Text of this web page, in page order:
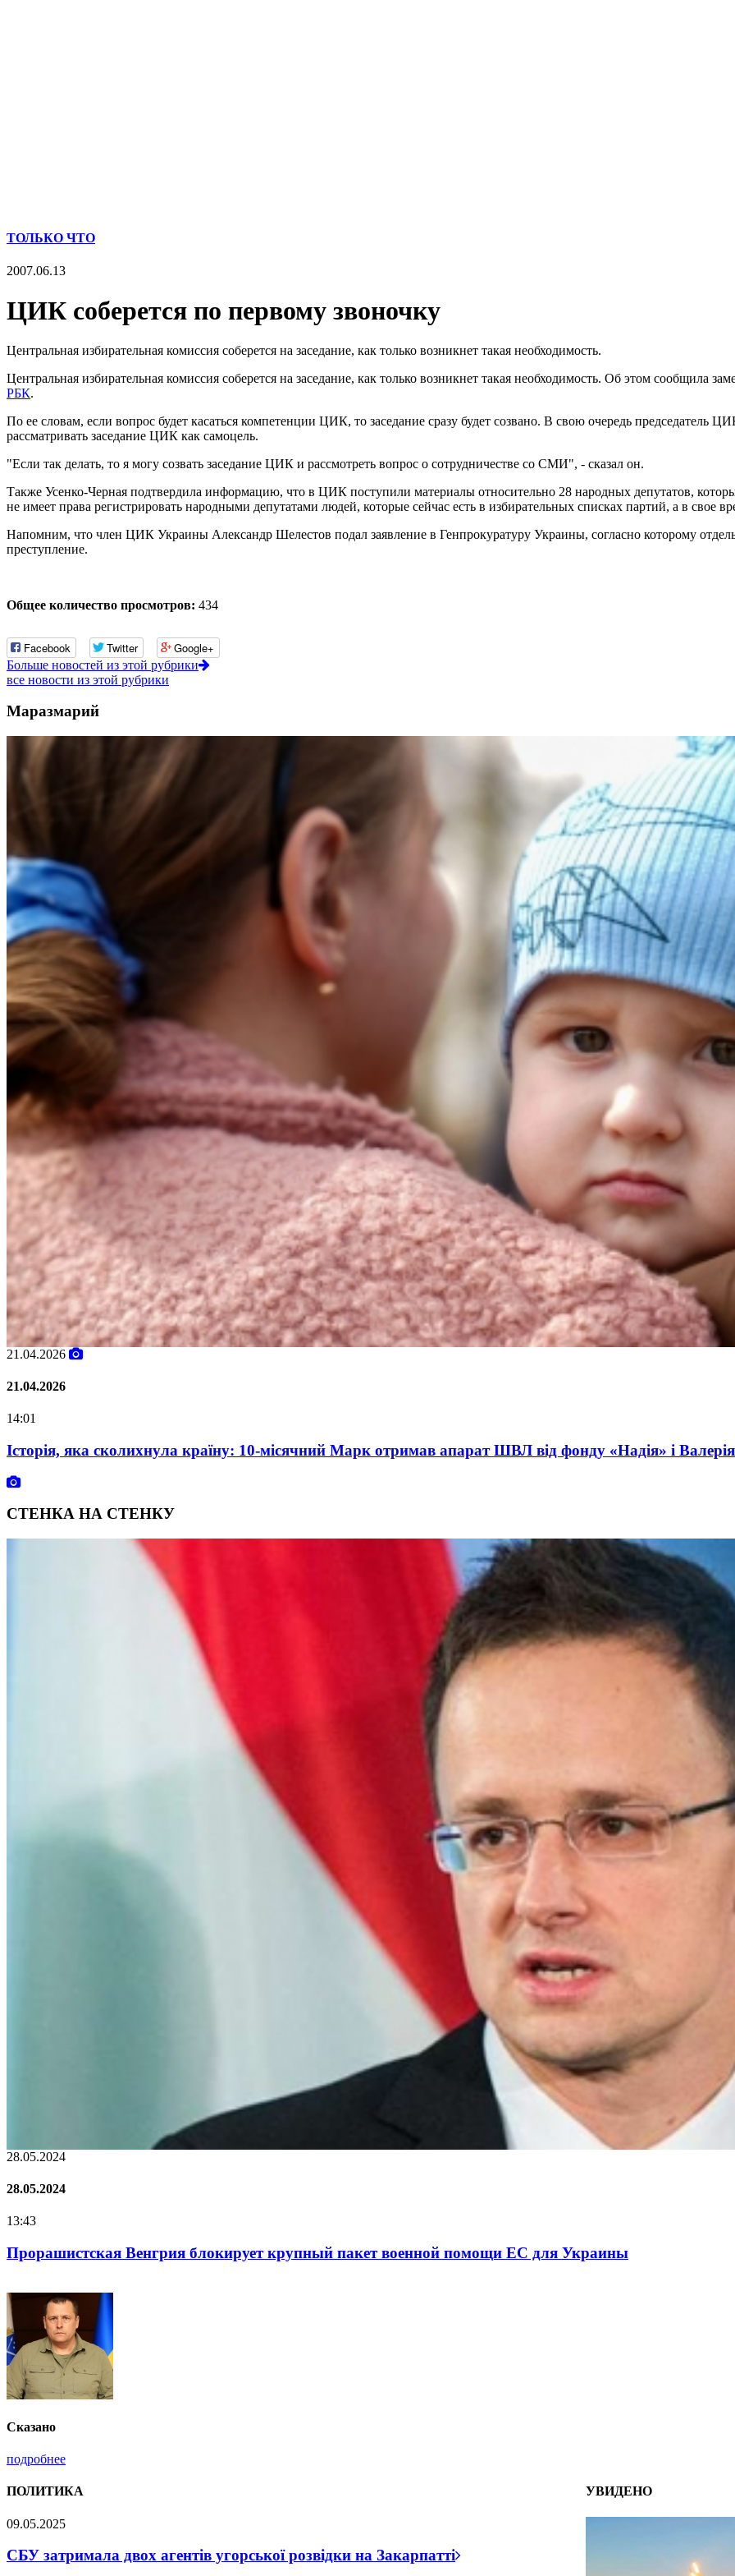
ТОЛЬКО ЧТО
2007.06.13
ЦИК соберется по первому звоночку
Центральная избирательная комиссия соберется на заседание, как только возникнет такая необходимость.
Центральная избирательная комиссия соберется на заседание, как только возникнет такая необходимость. Об этом сообщила
РБК.
По ее словам, если вопрос будет касаться компетенции ЦИК, то заседание сразу будет созвано. В свою очередь
рассматривать заседание ЦИК как самоцель.
"Если так делать, то я могу созвать заседание ЦИК и рассмотреть вопрос о сотрудничестве со СМИ", - сказал он.
Также Усенко-Черная подтвердила информацию, что в ЦИК поступили материалы относительно 28 народных депутатов,
не имеет права регистрировать народными депутатами людей, которые сейчас есть в избирательных списках партий, а в свое
Напомним, что член ЦИК Украины Александр Шелестов подал заявление в Генпрокуратуру Украины, согласно которому
преступление.
Общее количество просмотров: 434
Facebook Twitter Google+
Больше новостей из этой рубрики
все новости из этой рубрики
Маразмарий
02.02.2026
02.02.2026
07:00
Oleksii Abasov: How Ukrainian Businesses Can Attract International Investments and Hedge Risks During
СТЕНКА НА СТЕНКУ
22.01.2024
22.01.2024
16:25
Нацполіція лякає громадян погіршенням криміногенної ситуації в разі мобілізації поліціянтів на
Сказано
подробнее
УВИДЕНО
ПОЛИТИКА
09.05.2025
СБУ затримала двох агентів угорської розвідки на Закарпатті